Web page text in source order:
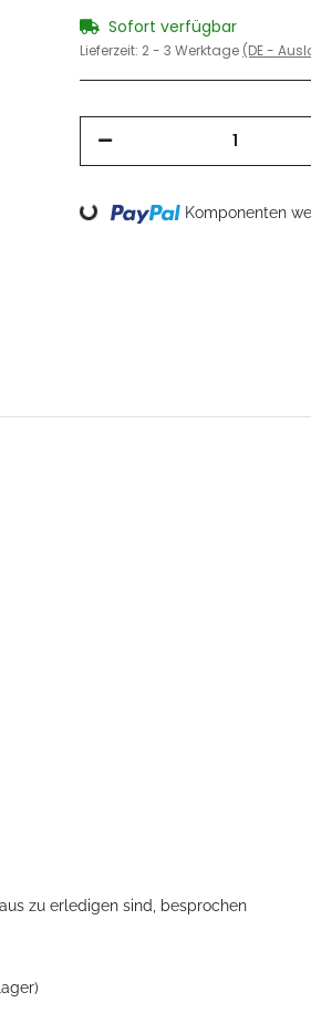
Sofort verfügbar
Lieferzeit: 2 - 3 Werktage (DE -
Loading... Komponenten
zu erledigen sind, besprochen